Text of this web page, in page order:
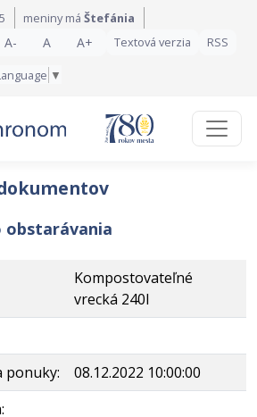
meniny máŠtefánia
A- A A+ Textová verzia
RSS
▼
obstarávania
Kompostovateľné
vrecká 240l
ponuky:
08.12.2022 10:00:00